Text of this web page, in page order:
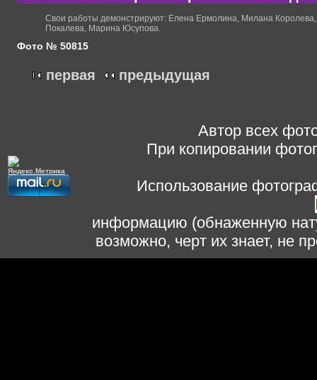
Свои работы демонстрируют: Елена Ермолина, Милана
Покалева, Марина Юсупова.
Фото № 50815
первая предыдущая
Автор всех
При копировании
Использование
информацию (обнаженную
возможно, черт их знает, не